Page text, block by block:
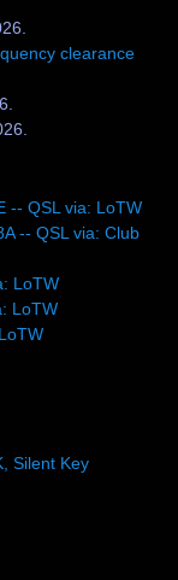
clearance
-- QSL via: LoTW
-- QSL via: Club
LoTW
LoTW
Silent Key